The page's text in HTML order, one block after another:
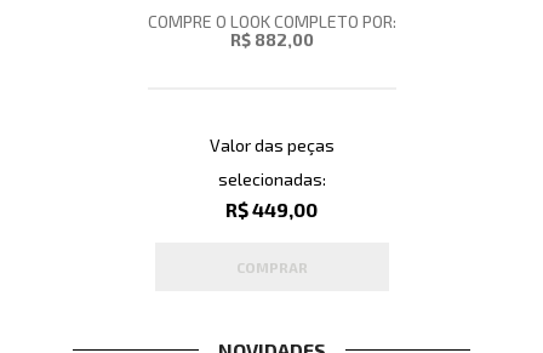
COMPRE O LOOK COMPLETO POR:
R$ 882,00
Valor das peças
selecionadas:
R$ 449,00
COMPRAR